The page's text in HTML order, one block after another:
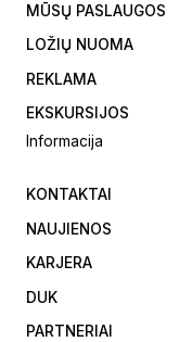
MŪSŲ PASLAUGOS
LOŽIŲ NUOMA
REKLAMA
EKSKURSIJOS
Informacija
KONTAKTAI
NAUJIENOS
KARJERA
DUK
PARTNERIAI